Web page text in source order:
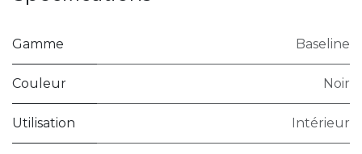
Gamme Baseline
Couleur Noir
Utilisation Intérieur